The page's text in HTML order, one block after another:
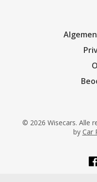
© 2026 Wisecars. Alle
by Car